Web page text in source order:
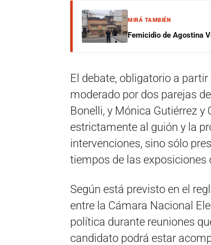
MIRÁ TAMBIÉN
Femicidio de Agostina
El debate, obligatorio a
moderado por dos parejas
Bonelli, y Mónica Gutiérrez y
estrictamente al guión y la
intervenciones, sino sólo
tiempos de las exposiciones
Según está previsto en el
entre la Cámara Nacional
política durante reuniones
candidato podrá estar